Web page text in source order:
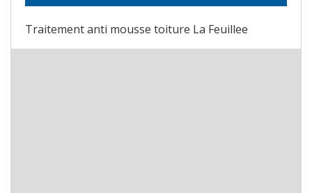
Traitement anti mousse toiture La Feuillee